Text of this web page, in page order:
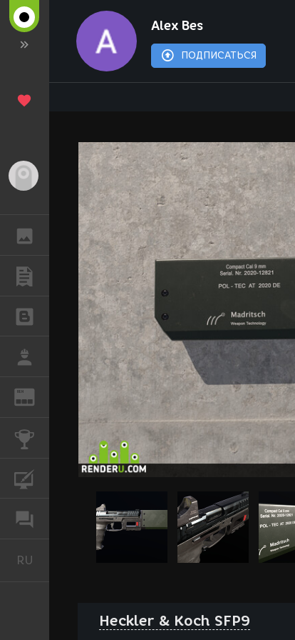
ГАЛЕРЕЯ
ПУБЛИКАЦИИ
РАБОТА
REN
RU
Alex Bes
ПОДПИСАТЬСЯ
Heckler & Koch SFP9